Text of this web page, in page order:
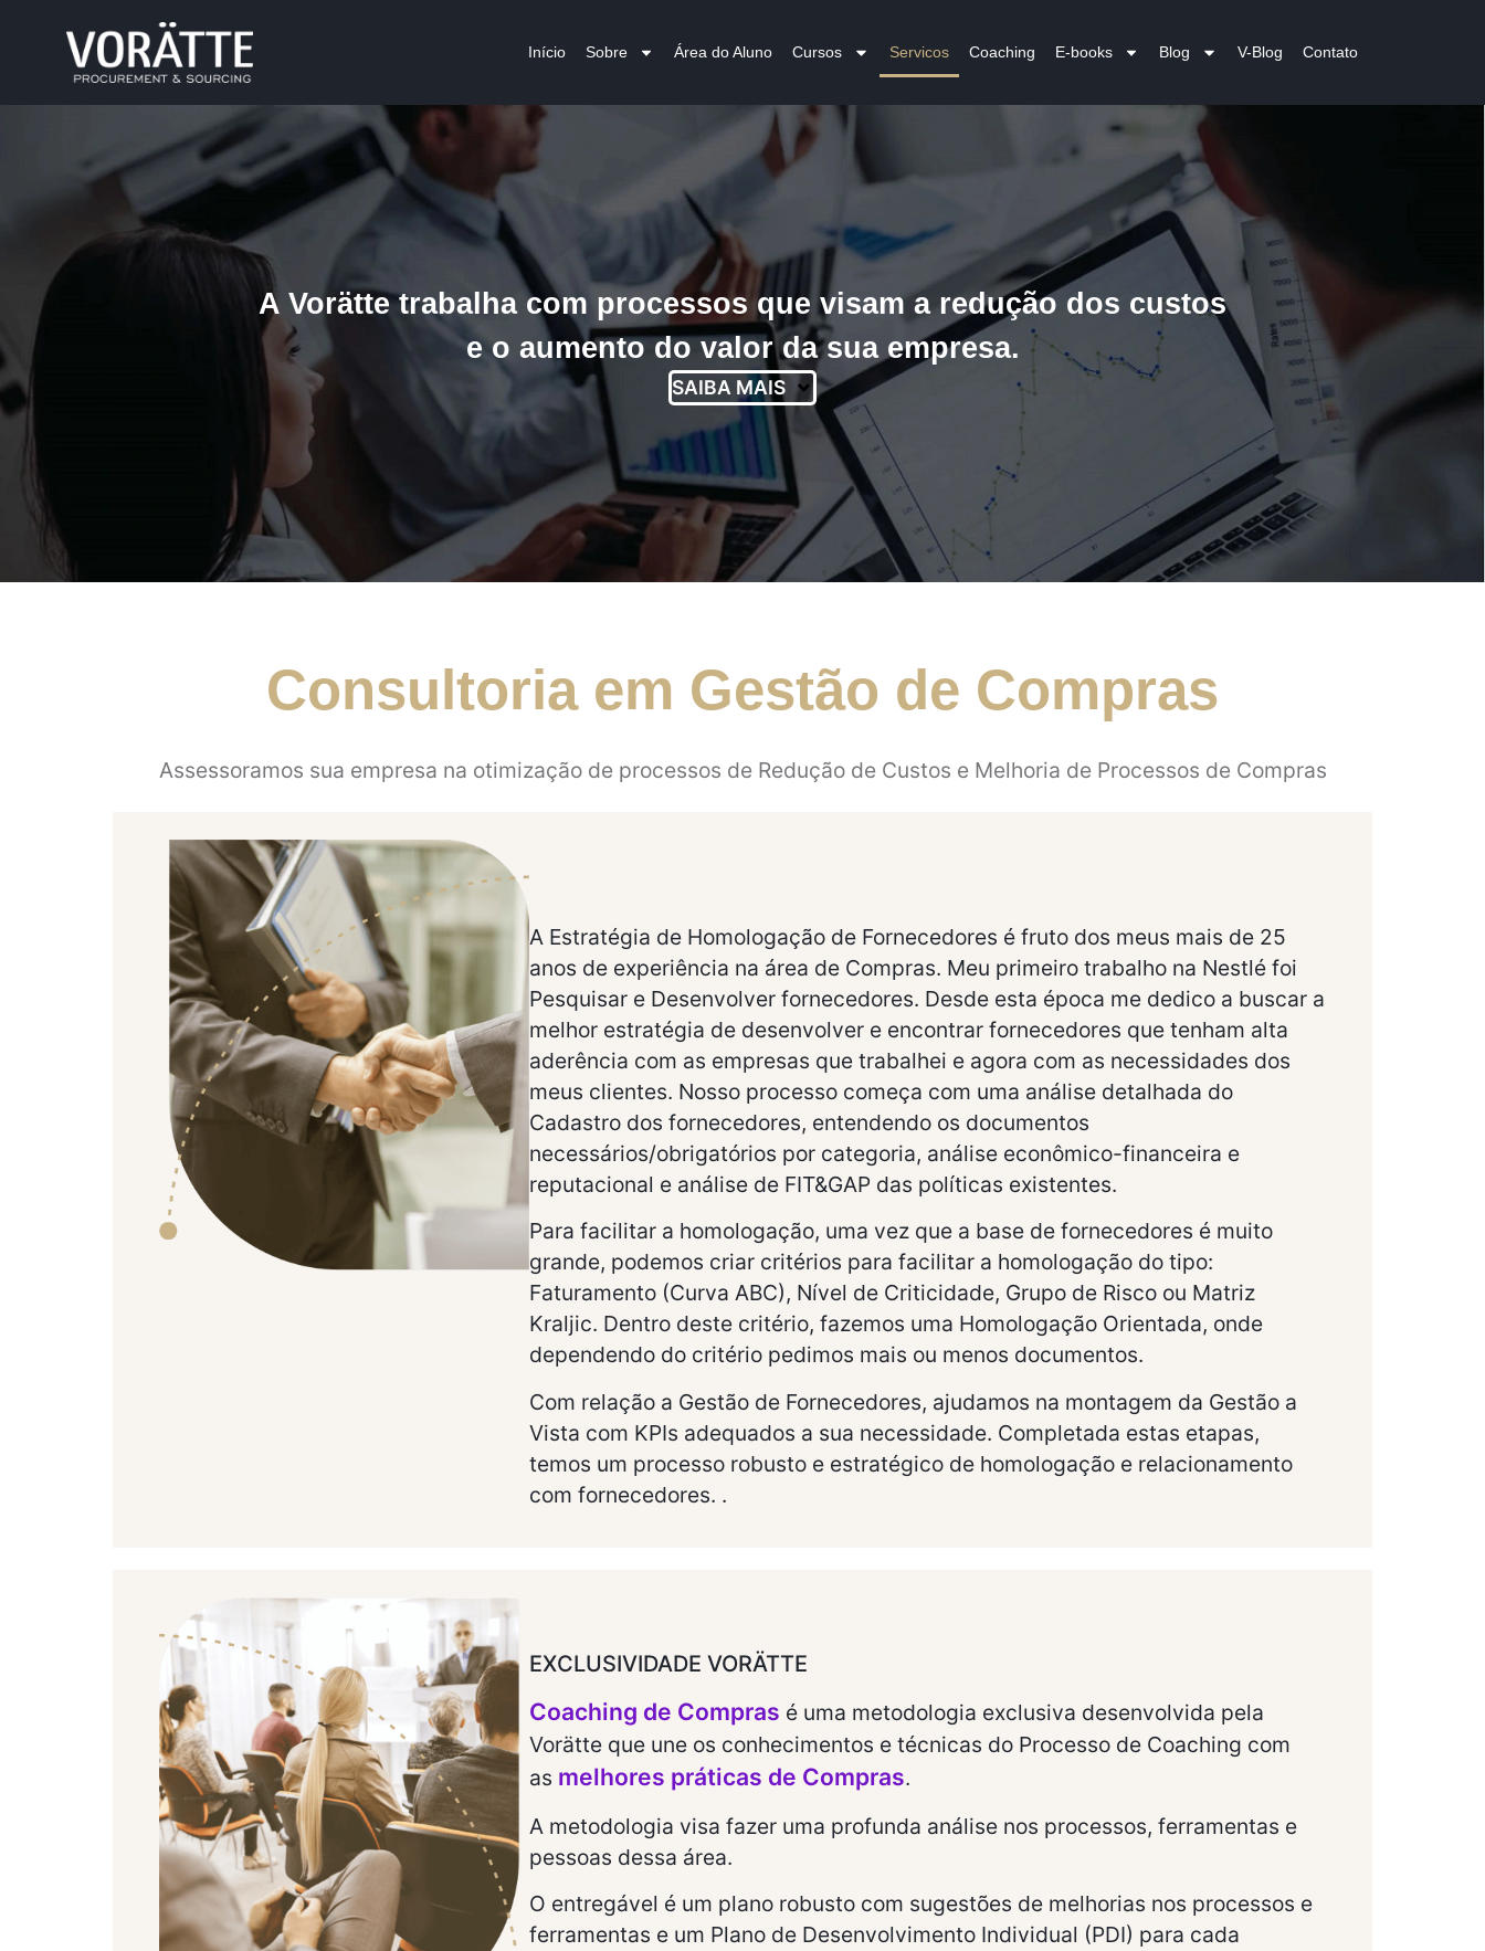
Início Sobre Área do Aluno Cursos Servicos Coaching E-books Blog V-Blog Contato
A Vorätte trabalha com processos que visam a redução dos custos
e o aumento do valor da sua empresa.
SAIBA MAIS
Consultoria em Gestão de Compras
Assessoramos sua empresa na otimização de processos de Redução de Custos e Melhoria de Processos de Compras
A Estratégia de Homologação de Fornecedores é fruto dos meus mais de 25
anos de experiência na área de Compras. Meu primeiro trabalho na Nestlé foi
Pesquisar e Desenvolver fornecedores. Desde esta época me dedico a buscar a
melhor estratégia de desenvolver e encontrar fornecedores que tenham alta
aderência com as empresas que trabalhei e agora com as necessidades dos
meus clientes. Nosso processo começa com uma análise detalhada do
Cadastro dos fornecedores, entendendo os documentos
necessários/obrigatórios por categoria, análise econômico-financeira e
reputacional e análise de FIT&GAP das políticas existentes.
Para facilitar a homologação, uma vez que a base de fornecedores é muito
grande, podemos criar critérios para facilitar a homologação do tipo:
Faturamento (Curva ABC), Nível de Criticidade, Grupo de Risco ou Matriz
Kraljic. Dentro deste critério, fazemos uma Homologação Orientada, onde
dependendo do critério pedimos mais ou menos documentos.
Com relação a Gestão de Fornecedores, ajudamos na montagem da Gestão a
Vista com KPIs adequados a sua necessidade. Completada estas etapas,
temos um processo robusto e estratégico de homologação e relacionamento
com fornecedores. .
EXCLUSIVIDADE VORÄTTE
Coaching de Compras é uma metodologia exclusiva desenvolvida pela
Vorätte que une os conhecimentos e técnicas do Processo de Coaching com
as melhores práticas de Compras.
A metodologia visa fazer uma profunda análise nos processos, ferramentas e
pessoas dessa área.
O entregável é um plano robusto com sugestões de melhorias nos processos e
ferramentas e um Plano de Desenvolvimento Individual (PDI) para cada